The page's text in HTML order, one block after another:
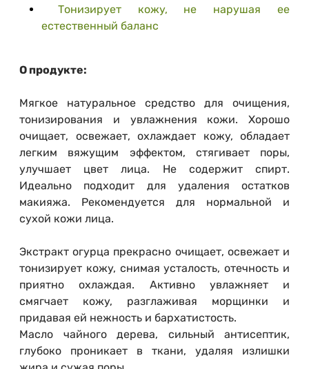
Тонизирует кожу, не нарушая ее
естественный баланс
О продукте:
Мягкое натуральное средство для очищения,
тонизирования и увлажнения кожи. Хорошо
очищает, освежает, охлаждает кожу, обладает
легким вяжущим эффектом, стягивает поры,
улучшает цвет лица. Не содержит спирт.
Идеально подходит для удаления остатков
макияжа. Рекомендуется для нормальной и
сухой кожи лица.
Экстракт огурца прекрасно очищает, освежает и
тонизирует кожу, снимая усталость, отечность и
приятно охлаждая. Активно увлажняет и
смягчает кожу, разглаживая морщинки и
придавая ей нежность и бархатистость.
Масло чайного дерева, сильный антисептик,
глубоко проникает в ткани, удаляя излишки